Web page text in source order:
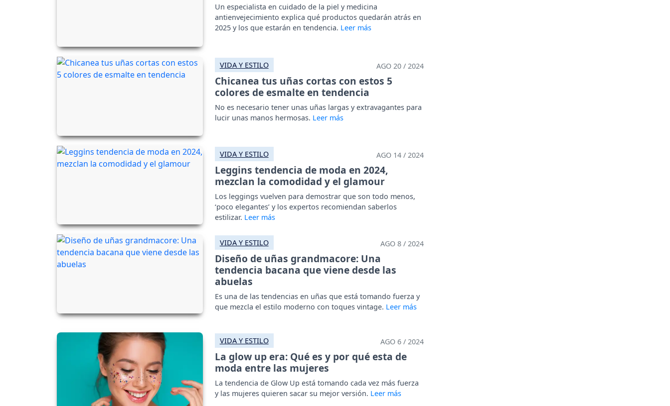
Un especialista en cuidado de la piel y medicina
antienvejecimiento explica qué productos quedarán atrás en
2025 y los que estarán en tendencia.
VIDA Y ESTILO AGO 20 / 2024
Chicanea tus uñas cortas con estos 5
colores de esmalte en tendencia
No es necesario tener unas uñas largas y extravagantes para
lucir unas manos hermosas.
VIDA Y ESTILO AGO 14 / 2024
Leggins tendencia de moda en 2024,
mezclan la comodidad y el glamour
Los leggings vuelven para demostrar que son todo menos,
‘poco elegantes’ y los expertos recomiendan saberlos
estilizar.
VIDA Y ESTILO AGO 8 / 2024
Diseño de uñas grandmacore: Una
tendencia bacana que viene desde las
abuelas
Es una de las tendencias en uñas que está tomando fuerza y
que mezcla el estilo moderno con toques vintage.
VIDA Y ESTILO AGO 6 / 2024
La glow up era: Qué es y por qué esta de
moda entre las mujeres
La tendencia de Glow Up está tomando cada vez más fuerza
y las mujeres quieren sacar su mejor versión.